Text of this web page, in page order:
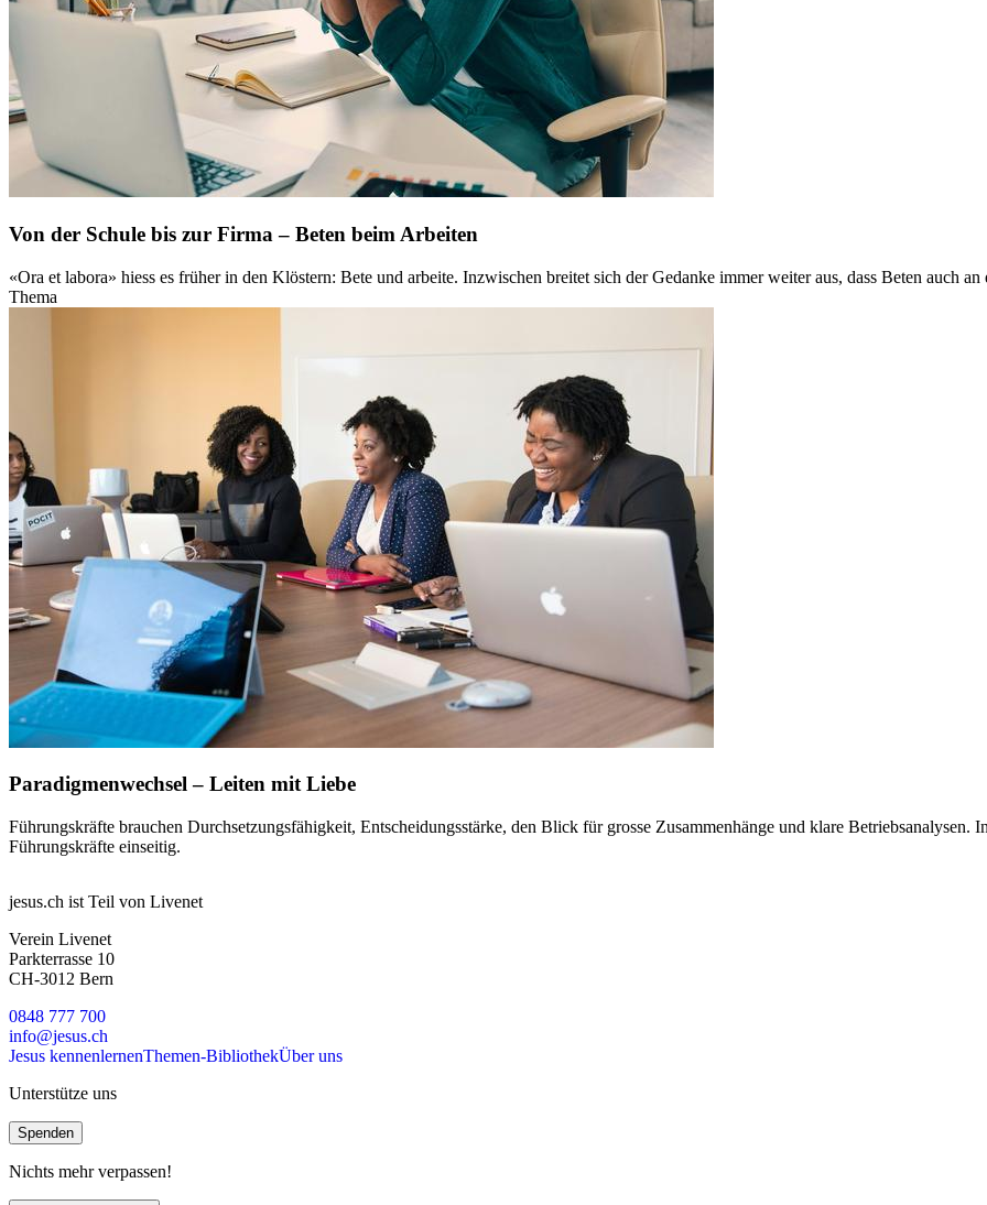
Von der Schule bis zur Firma – Beten beim Arbeiten
«Ora et labora» hiess es früher in den Klöstern: Bete und arbeite. Inzwischen breitet sich der Gedanke immer weiter aus, dass Beten auch
Thema
Paradigmenwechsel – Leiten mit Liebe
Führungskräfte brauchen Durchsetzungsfähigkeit, Entscheidungsstärke, den Blick für grosse Zusammenhänge und klare Betriebsanalysen.
Führungskräfte einseitig.
jesus.ch ist Teil von Livenet
Verein Livenet
Parkterrasse 10
CH-3012 Bern
0848 777 700
info@jesus.ch
Jesus kennenlernenThemen-BibliothekÜber uns
Unterstütze uns
Spenden
Nichts mehr verpassen!